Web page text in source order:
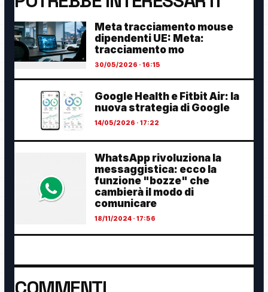
Meta tracciamento mouse
dipendenti UE: Meta:
tracciamento mo
30/05/2026 · 16:15
Google Health e Fitbit Air: la
nuova strategia di Google
14/05/2026 · 17:22
WhatsApp rivoluziona la
messaggistica: ecco la
funzione "bozze" che
cambierà il modo di
comunicare
18/11/2024 · 17:56